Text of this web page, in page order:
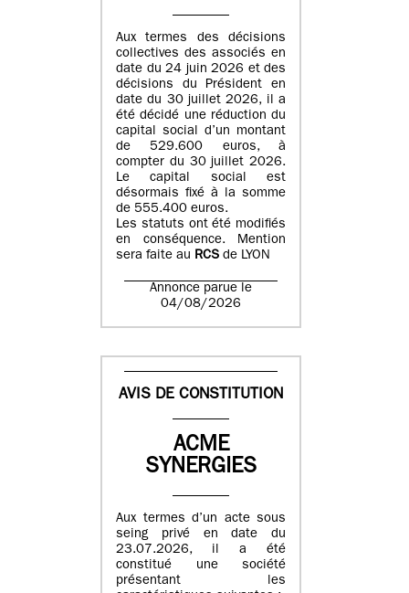
Aux termes des décisions
collectives des associés en
date du 24 juin 2026 et des
décisions du Président en
date du 30 juillet 2026, il a
été décidé une réduction du
capital social d’un montant
de 529.600 euros, à
compter du 30 juillet 2026.
Le capital social est
désormais fixé à la somme
de 555.400 euros.
Les statuts ont été modifiés
en conséquence. Mention
sera faite au RCS de LYON
Annonce parue le
04/08/2026
AVIS DE CONSTITUTION
ACME
SYNERGIES
Aux termes d’un acte sous
seing privé en date du
23.07.2026, il a été
constitué une société
présentant les